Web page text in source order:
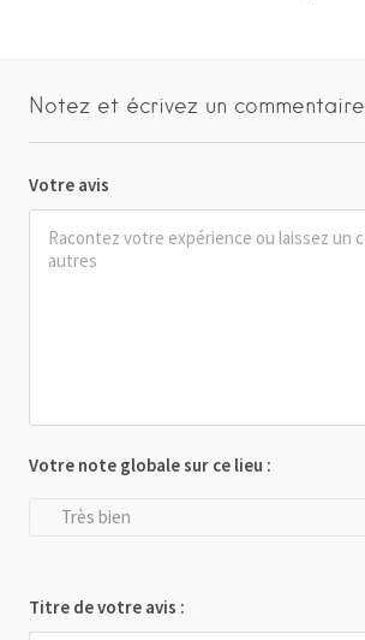
Notez et écrivez un commentaire
Votre avis
Votre note globale sur ce lieu :
Très bien
Titre de votre avis :